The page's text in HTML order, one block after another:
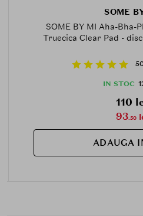
SOME
SOME BY MI Aha-Bha-
Truecica Clear Pad -
IN STOC
110
93.50
ADAUGA